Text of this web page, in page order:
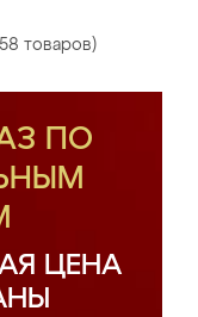
товаров)
ПО
ЦЕНА